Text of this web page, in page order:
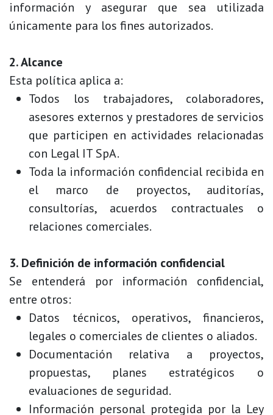
información y asegurar que sea utilizada
únicamente para los fines autorizados.
2. Alcance
Esta política aplica a:
Todos los trabajadores, colaboradores,
asesores externos y prestadores de servicios
que participen en actividades relacionadas
con Legal IT SpA.
Toda la información confidencial recibida en
el marco de proyectos, auditorías,
consultorías, acuerdos contractuales o
relaciones comerciales.
3. Definición de información confidencial
Se entenderá por información confidencial,
entre otros:
Datos técnicos, operativos, financieros,
legales o comerciales de clientes o aliados.
Documentación relativa a proyectos,
propuestas, planes estratégicos o
evaluaciones de seguridad.
Información personal protegida por la Ley